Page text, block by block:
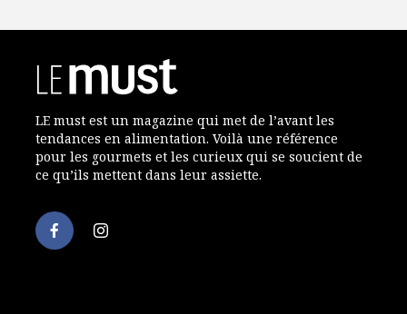
LE must est un magazine qui met de l’avant les
tendances en alimentation. Voilà une référence
pour les gourmets et les curieux qui se soucient de
ce qu’ils mettent dans leur assiette.